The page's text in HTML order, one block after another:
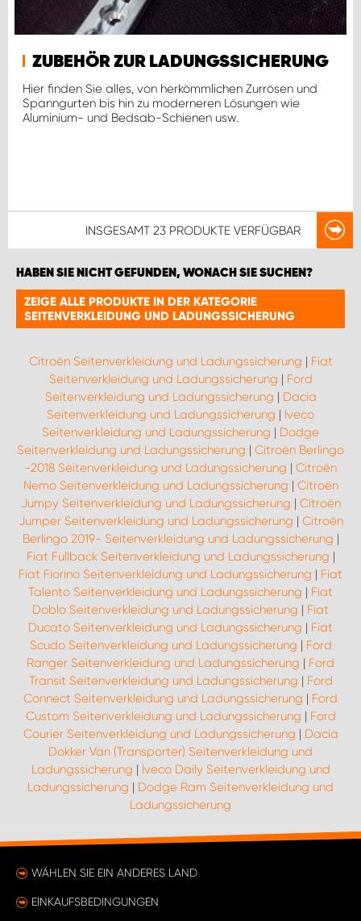
ZUBEHÖR ZUR LADUNGSSICHERUNG
Hier finden Sie alles, von herkömmlichen Zurrösen und
Spanngurten bis hin zu moderneren Lösungen wie
Aluminium- und Bedsab-Schienen usw.
INSGESAMT 23 PRODUKTE VERFÜGBAR
HABEN SIE NICHT GEFUNDEN, WONACH SIE SUCHEN?
ZEIGE ALLE PRODUKTE IN DER KATEGORIE
SEITENVERKLEIDUNG UND LADUNGSSICHERUNG
Citroën Seitenverkleidung und Ladungssicherung | Fiat
Seitenverkleidung und Ladungssicherung | Ford
Seitenverkleidung und Ladungssicherung | Dacia
Seitenverkleidung und Ladungssicherung | Iveco
Seitenverkleidung und Ladungssicherung | Dodge
Seitenverkleidung und Ladungssicherung | Citroën Berlingo
-2018 Seitenverkleidung und Ladungssicherung | Citroën
Nemo Seitenverkleidung und Ladungssicherung | Citroën
Jumpy Seitenverkleidung und Ladungssicherung | Citroën
Jumper Seitenverkleidung und Ladungssicherung | Citroën
Berlingo 2019- Seitenverkleidung und Ladungssicherung |
Fiat Fullback Seitenverkleidung und Ladungssicherung |
Fiat Fiorino Seitenverkleidung und Ladungssicherung | Fiat
Talento Seitenverkleidung und Ladungssicherung | Fiat
Doblo Seitenverkleidung und Ladungssicherung | Fiat
Ducato Seitenverkleidung und Ladungssicherung | Fiat
Scudo Seitenverkleidung und Ladungssicherung | Ford
Ranger Seitenverkleidung und Ladungssicherung | Ford
Transit Seitenverkleidung und Ladungssicherung | Ford
Connect Seitenverkleidung und Ladungssicherung | Ford
Custom Seitenverkleidung und Ladungssicherung | Ford
Courier Seitenverkleidung und Ladungssicherung | Dacia
Dokker Van (Transporter) Seitenverkleidung und
Ladungssicherung | Iveco Daily Seitenverkleidung und
Ladungssicherung | Dodge Ram Seitenverkleidung und
Ladungssicherung
WÄHLEN SIE EIN ANDERES LAND
EINKAUFSBEDINGUNGEN